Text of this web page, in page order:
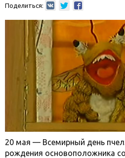
Поделиться:
20 мая — Всемирный день
рождения основоположника